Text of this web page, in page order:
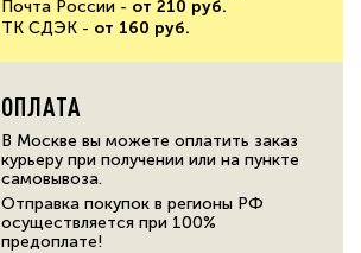
Почта России - от 210 руб.
ТК СДЭК - от 160 руб.
ОПЛАТА
В Москве вы можете оплатить заказ
курьеру при получении или на пункте
самовывоза.
Отправка покупок в регионы РФ
осуществляется при 100%
предоплате!